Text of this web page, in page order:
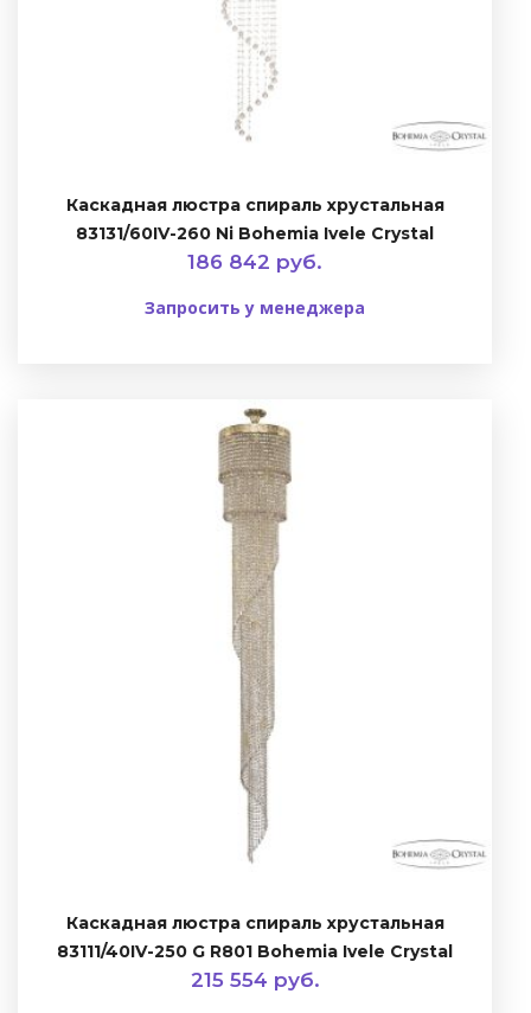
Каскадная люстра спираль хрустальная
83131/60IV-260 Ni Bohemia Ivele Crystal
186 842 руб.
Запросить у менеджера
Каскадная люстра спираль хрустальная
83111/40IV-250 G R801 Bohemia Ivele Crystal
215 554 руб.